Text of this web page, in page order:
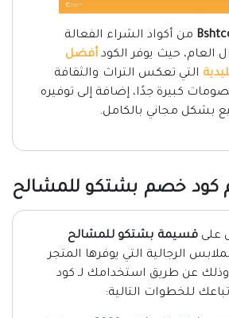
من أكواد الشراء الفعالة
حيث يوفر الكود أفضل
التي تعكس التراث والثقافة
كبيرة جدًا، إضافة إلى توفيره
بشكل مجاني بالكامل.
كود خصم بشتكو للمشالح
على قسيمة بشتكو للمشالح
الرجالية التي يوفرها المتجر
فعال 10%، وذلك عن طريق استخدامك لـ كود
للخطوات التالية: